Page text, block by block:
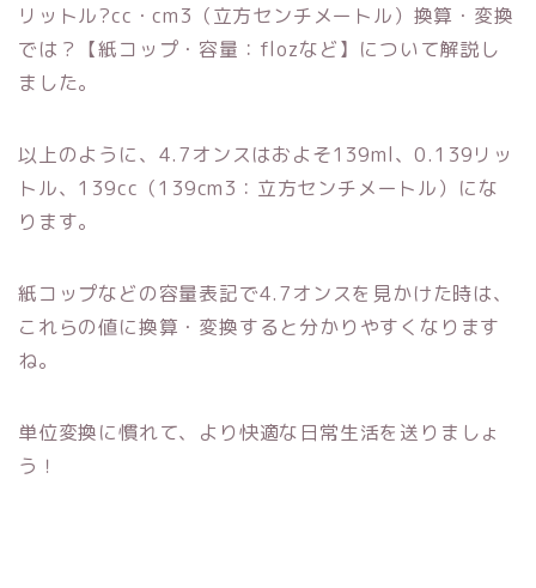
リットル?cc・cm3（立方センチメートル）換算・変換
では？【紙コップ・容量：flozなど】について解説し
ました。
以上のように、4.7オンスはおよそ139ml、0.139リッ
トル、139cc（139cm3：立方センチメートル）にな
ります。
紙コップなどの容量表記で4.7オンスを見かけた時は、
これらの値に換算・変換すると分かりやすくなります
ね。
単位変換に慣れて、より快適な日常生活を送りましょ
う！